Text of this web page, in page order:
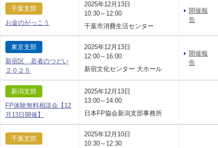
千葉支部
お金のがっこう
2025年12月13日
10:30～12:00
千葉市消費生活センター
開催報
告
東京支部
新宿区 若者のつどい
２０２５
2025年12月13日
12:00～16:00
新宿文化センター 大ホール
開催報
告
新潟支部
FP体験無料相談会【12
月13日開催】
2025年12月13日
13:00～14:00
日本FP協会新潟支部事務所
千葉支部
2025年12月10日
10:30～12:30